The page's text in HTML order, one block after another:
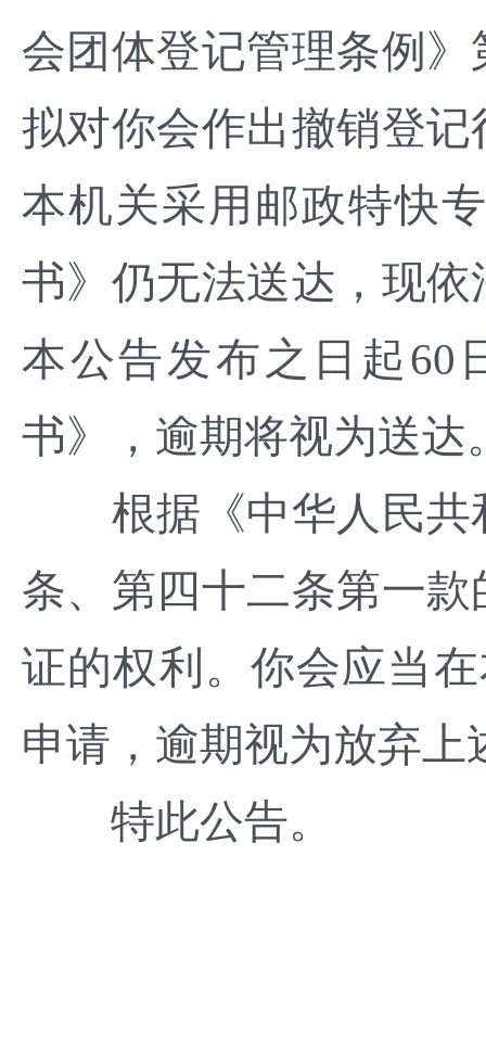
会团体登记管理条例
拟对你会作出撤销登
本机关采用邮政特快
书》仍无法送达，现
本公告发布之日起60
书》，逾期将视为送达
根据《中华人民共
条、第四十二条第一
证的权利。你会应当
申请，逾期视为放弃上
特此公告。